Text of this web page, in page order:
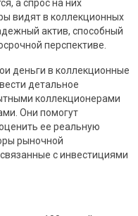
а спрос на них
видят в коллекционных
актив, способный
перспективе.
деньги в коллекционные
детальное
коллекционерами
Они помогут
ее реальную
рыночной
с инвестициями